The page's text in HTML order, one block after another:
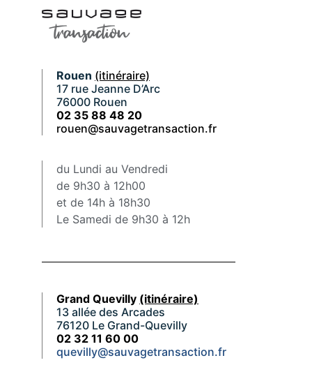
Rouen (itinéraire)
17 rue Jeanne D’Arc
76000 Rouen
02 35 88 48 20
rouen@sauvagetransaction.fr
du Lundi au Vendredi
de 9h30 à 12h00
et de 14h à 18h30
Le Samedi de 9h30 à 12h
Grand Quevilly (itinéraire)
13 allée des Arcades
76120 Le Grand-Quevilly
02 32 11 60 00
quevilly@sauvagetransaction.fr